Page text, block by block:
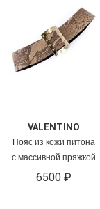
VALENTINO
Пояс из кожи питона
с массивной пряжкой
6500 ₽